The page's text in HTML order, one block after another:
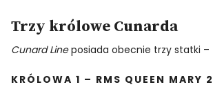
Trzy królowe Cunarda
Cunard Lineposiada obecnie trzy statki –
KRÓLOWA 1 – RMS QUEEN MARY